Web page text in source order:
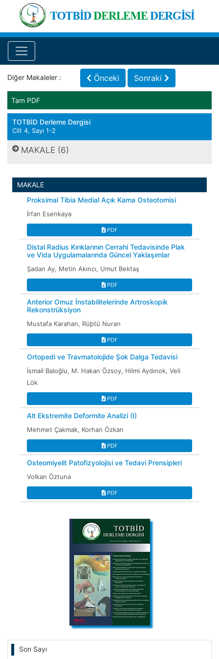
Son Sayı
Diğer Makaleler : Önceki Sonraki
Tam PDF
TOTBİD Derleme Dergisi
Cilt 4, Sayı 1-2
MAKALE (6)
MAKALE
Proksimal Tibia Medial Açık Kama Osteotomisi
İrfan Esenkaya
PDF
Distal Radius Kırıklarının Cerrahi Tedavisinde Plak
ve Vida Uygulamalarında Güncel Yaklaşımlar
Şadan Ay, Metin Akıncı, Umut Bektaş
PDF
Anterior Omuz İnstabilitelerinde Artroskopik
Rekonstrüksiyon
Mustafa Karahan, Rüþtü Nuran
PDF
Ortopedi ve Travmatolojide Şok Dalga Tedavisi
İsmail Baloğlu, M. Hakan Özsoy, Hilmi Aydınok, Veli
Lök
PDF
Alt Ekstremite Deformite Analizi (I)
Mehmet Çakmak, Korhan Özkan
PDF
Osteomiyelit Patofizyolojisi ve Tedavi Prensipleri
Volkan Öztuna
PDF